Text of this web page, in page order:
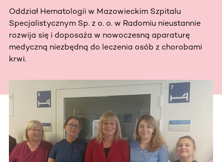
Oddział Hematologii w Mazowieckim Szpitalu
Specjalistycznym Sp. z o. o. w Radomiu nieustannie
rozwija się i doposaża w nowoczesną aparaturę
medyczną niezbędną do leczenia osób z chorobami
krwi.